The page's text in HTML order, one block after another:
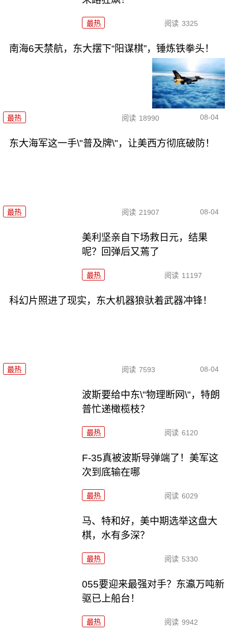
最热 阅读 3325
南海6天禁航，东大摆下“阳谋棋”，锤炼铁拳头！
最热 阅读 18990 08-04
东大海军这一手\"普及牌\"，让美西方彻底破防！
最热 阅读 21907 08-04
美利坚亲自下场救日元，结果
呢？回弹后又蔫了
最热 阅读 11197
科幻片照进了现实，东大机器狼驮着武器冲锋！
最热 阅读 7593 08-04
波斯要给中东\"物理断网\"，特朗
普忙递橄榄枝？
最热 阅读 6120
F-35真被波斯导弹端了！美军这
次到底输在哪
最热 阅读 6029
马、特和好，美中期选举这盘大
棋，水有多深？
最热 阅读 5330
055要迎来最强对手？东瀛万吨新
驱已上船台！
最热 阅读 9942